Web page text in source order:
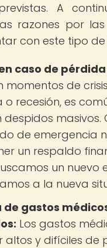
A
razones por
con este tipo
caso de
momentos de crisis
recesión, es
masivos.
de emergencia
un respaldo
un nuevo
a la nueva
gastos
Los gastos
altos y difíciles de